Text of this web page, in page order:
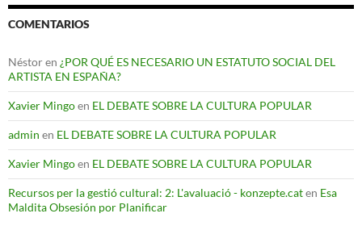
COMENTARIOS
Néstoren ¿POR QUÉ ES NECESARIO UN ESTATUTO SOCIAL DEL
ARTISTA EN ESPAÑA?
Xavier Mingoen EL DEBATE SOBRE LA CULTURA POPULAR
admin en EL DEBATE SOBRE LA CULTURA POPULAR
Xavier Mingoen EL DEBATE SOBRE LA CULTURA POPULAR
Recursos per la gestió cultural: 2: L'avaluació - konzepte.caten Esa
Maldita Obsesión por Planificar